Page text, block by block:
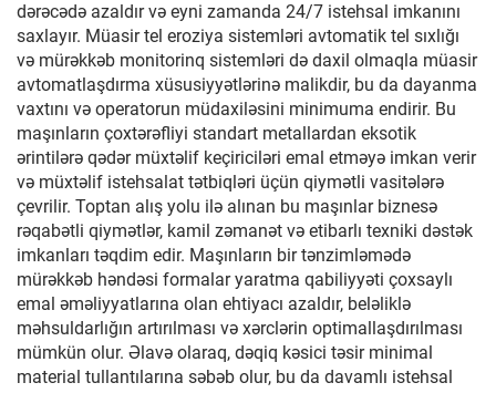
dərəcədə azaldır və eyni zamanda 24/7 istehsal imkanını
saxlayır. Müasir tel eroziya sistemləri avtomatik tel sıxlığı
və mürəkkəb monitorinq sistemləri də daxil olmaqla müasir
avtomatlaşdırma xüsusiyyətlərinə malikdir, bu da dayanma
vaxtını və operatorun müdaxiləsini minimuma endirir. Bu
maşınların çoxtərəfliyi standart metallardan eksotik
ərintilərə qədər müxtəlif keçiriciləri emal etməyə imkan verir
və müxtəlif istehsalat tətbiqləri üçün qiymətli vasitələrə
çevrilir. Toptan alış yolu ilə alınan bu maşınlar biznesə
rəqabətli qiymətlər, kamil zəmanət və etibarlı texniki dəstək
imkanları təqdim edir. Maşınların bir tənzimləmədə
mürəkkəb həndəsi formalar yaratma qabiliyyəti çoxsaylı
emal əməliyyatlarına olan ehtiyacı azaldır, beləliklə
məhsuldarlığın artırılması və xərclərin optimallaşdırılması
mümkün olur. Əlavə olaraq, dəqiq kəsici təsir minimal
material tullantılarına səbəb olur, bu da davamlı istehsal